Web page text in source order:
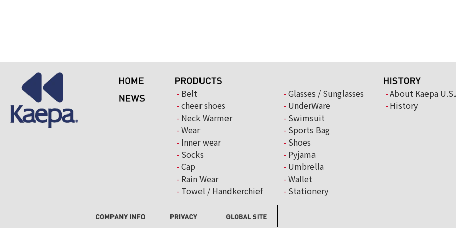
Belt
Glasses / Sunglasses
cheer shoes
UnderWare
Neck Warmer
Swimsuit
Wear
Sports Bag
Inner wear
Shoes
Socks
Pyjama
Cap
Umbrella
Rain Wear
Wallet
Towel / Handkerchief
Stationery
About Kaepa
History